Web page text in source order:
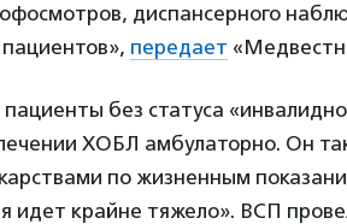
диспансерного
передает
без статуса
ХОБЛ амбулаторно. Он
по жизненным
идет крайне тяжело». ВСП